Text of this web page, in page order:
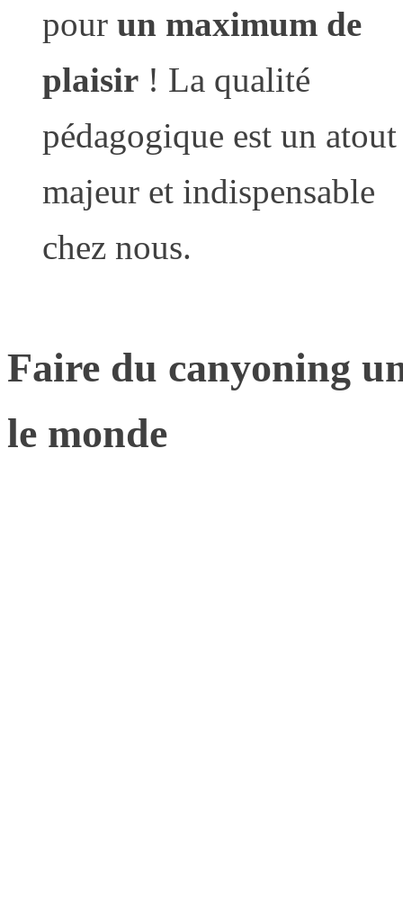
pour un maximum de
plaisir ! La qualité
pédagogique est un atout
majeur et indispensable
chez nous.
Faire du canyoning
le monde